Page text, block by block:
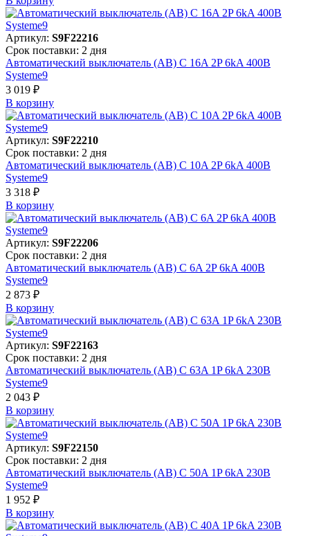
Артикул: S9F22216
Срок поставки: 2 дня
Автоматический выключатель (АВ) C 16A 2P 6kA 400В
Systeme9
3 019 ₽
В корзинy
Артикул: S9F22210
Срок поставки: 2 дня
Автоматический выключатель (АВ) C 10A 2P 6kA 400В
Systeme9
3 318 ₽
В корзинy
Артикул: S9F22206
Срок поставки: 2 дня
Автоматический выключатель (АВ) C 6A 2P 6kA 400В
Systeme9
2 873 ₽
В корзинy
Артикул: S9F22163
Срок поставки: 2 дня
Автоматический выключатель (АВ) C 63A 1P 6kA 230В
Systeme9
2 043 ₽
В корзинy
Артикул: S9F22150
Срок поставки: 2 дня
Автоматический выключатель (АВ) C 50A 1P 6kA 230В
Systeme9
1 952 ₽
В корзинy